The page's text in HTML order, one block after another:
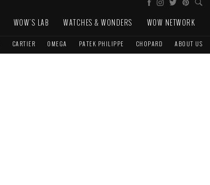
WOW'S LAB WATCHES & WONDERS WOW NETWORK
CARTIER OMEGA PATEK PHILIPPE CHOPARD ABOUT US